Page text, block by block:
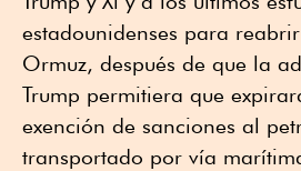
estadounidenses para
Ormuz, después de que la
Trump permitiera que
exención de sanciones al
transportado por vía